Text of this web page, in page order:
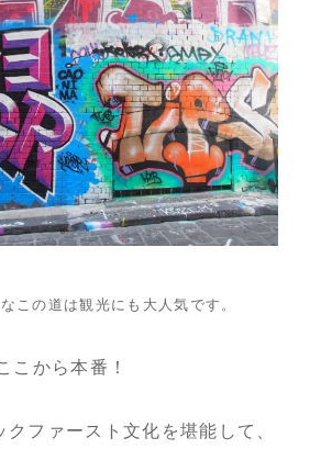
この道は観光にも大人気です。
こから本番！
クファースト文化を堪能して、